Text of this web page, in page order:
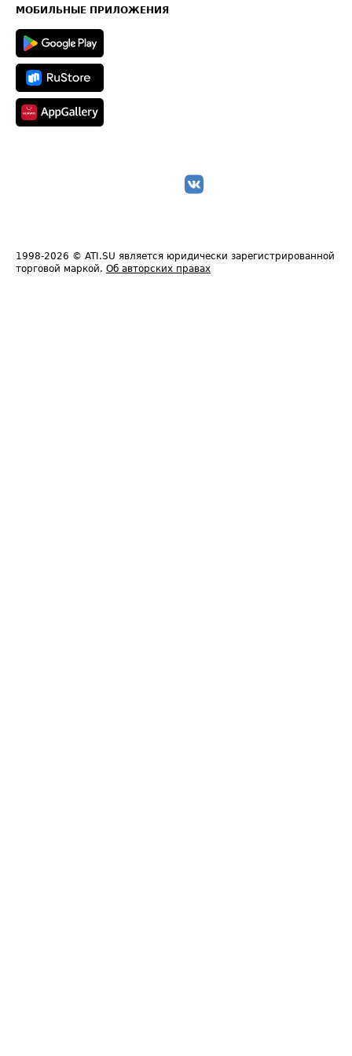
Техническая информация
МОБИЛЬНЫЕ ПРИЛОЖЕНИЯ
1998-2026 © ATI.SU является юридически зарегистрированной
торговой маркой. Об авторских правах